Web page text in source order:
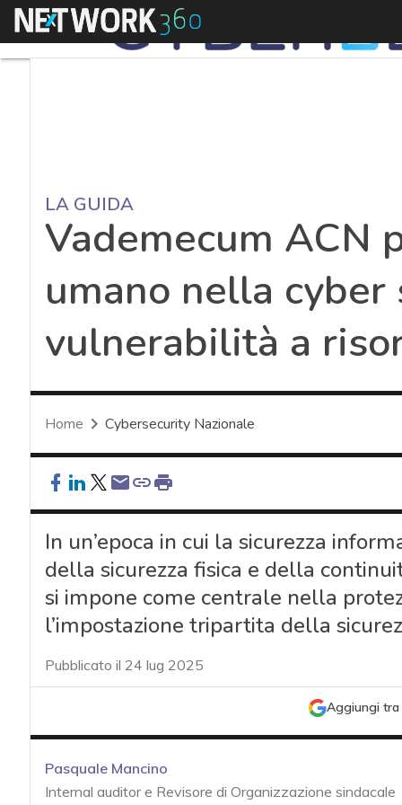
Menu
LA GUIDA
Vademecum ACN
umano nella cyber
vulnerabilità a
Home Cybersecurity Nazionale
In un’epoca in cui la sicurezza
della sicurezza fisica e della
si impone come centrale nella
l’impostazione tripartita della
Pubblicato il 24 lug 2025
Aggiungi tra
Pasquale Mancino
Internal auditor e Revisore di Organizzazione sindacale